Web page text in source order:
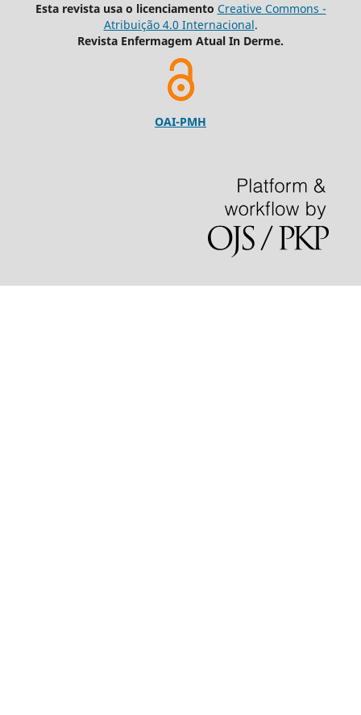
Esta revista usa o licenciamento Creative Commons -
Atribuição 4.0 Internacional.
Revista Enfermagem Atual In Derme.
OAI-PMH